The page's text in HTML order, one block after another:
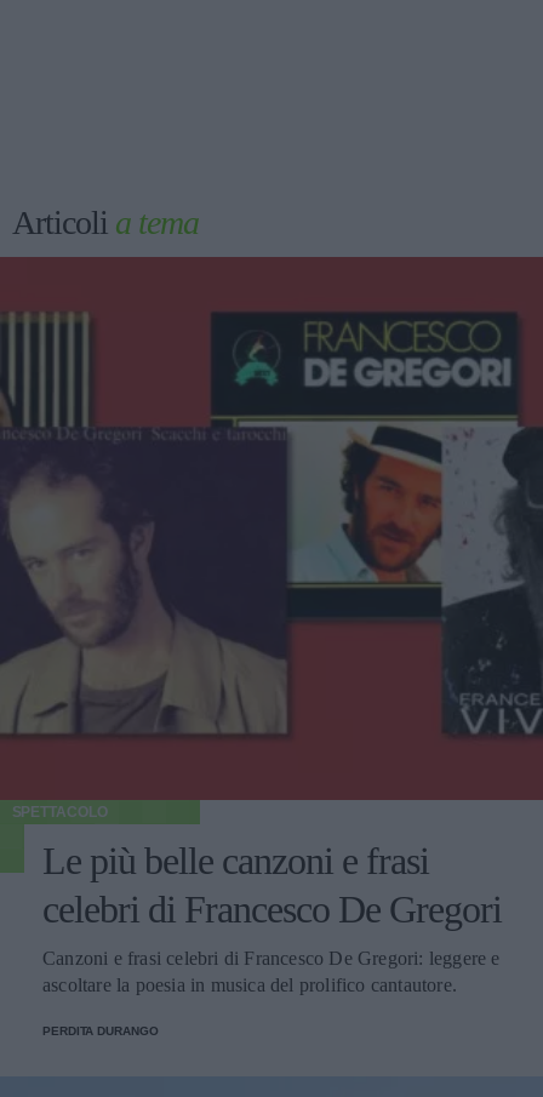
Articoli a tema
SPETTACOLO
Le più belle canzoni e frasi
celebri di Francesco De Gregori
Canzoni e frasi celebri di Francesco De Gregori: leggere e
ascoltare la poesia in musica del prolifico cantautore.
PERDITA DURANGO